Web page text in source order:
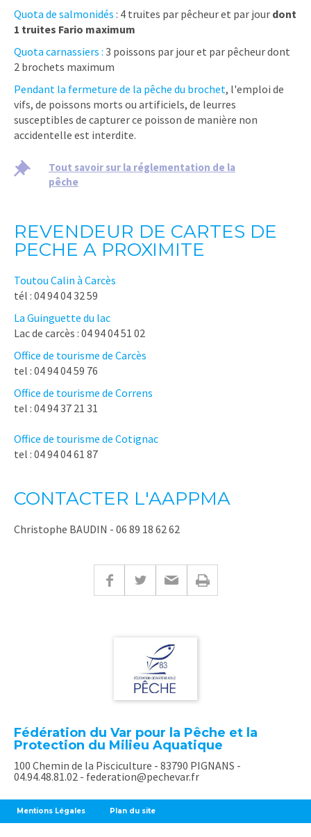
Quota de salmonidés : 4 truites par pêcheur et par jour dont
1 truites Fario maximum
Quota carnassiers : 3 poissons par jour et par pêcheur dont
2 brochets maximum
Pendant la fermeture de la pêche du brochet, l'emploi de
vifs, de poissons morts ou artificiels, de leurres
susceptibles de capturer ce poisson de manière non
accidentelle est interdite.
Tout savoir sur la réglementation de la
pêche
REVENDEUR DE CARTES DE
PECHE A PROXIMITE
Toutou Calin à Carcès
tél : 04 94 04 32 59
La Guinguette du lac
Lac de carcès : 04 94 04 51 02
Office de tourisme de Carcès
tel : 04 94 04 59 76
Office de tourisme de Correns
tel : 04 94 37 21 31
Office de tourisme de Cotignac
tel : 04 94 04 61 87
CONTACTER L'AAPPMA
Christophe BAUDIN - 06 89 18 62 62
Fédération du Var pour la Pêche et la
Protection du Milieu Aquatique
100 Chemin de la Pisciculture - 83790 PIGNANS -
04.94.48.81.02 - federation@pechevar.fr
Mentions Légales Plan du site